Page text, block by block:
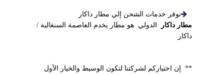
نوفر خدمات الشحن إلي مطار داكار
مطار داكار
الدولي هو مطار يخدم العاصمة السنغالية /
داكار
** إن اختياركم لشركتنا لتكون الوسيط والخيار الأول